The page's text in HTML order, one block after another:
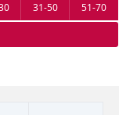
31-50
51-70